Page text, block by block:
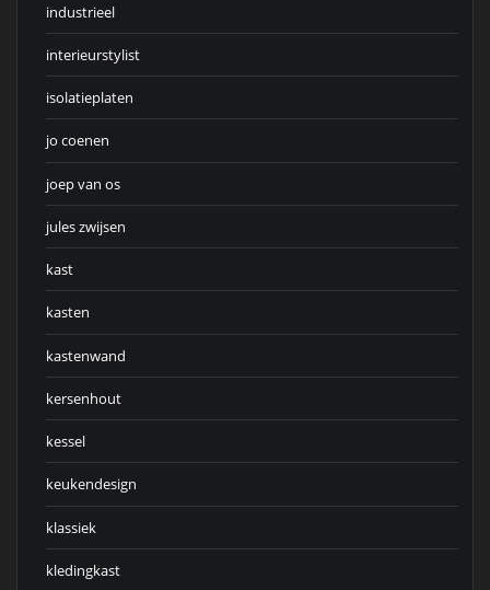
industrieel
interieurstylist
isolatieplaten
jo coenen
joep van os
jules zwijsen
kast
kasten
kastenwand
kersenhout
kessel
keukendesign
klassiek
kledingkast